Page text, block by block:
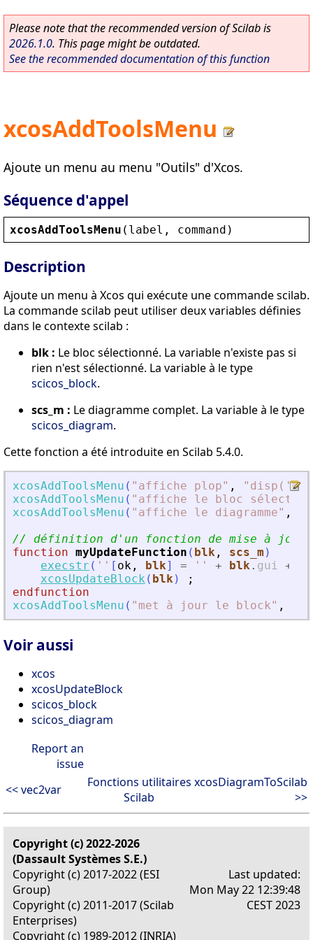
Please note that the recommended version of Scilab is
2026.1.0. This page might be outdated.
See the recommended documentation of this function
xcosAddToolsMenu
Ajoute un menu au menu "Outils" d'Xcos.
Séquence d'appel
xcosAddToolsMenu ( label , command )
Description
Ajoute un menu à Xcos qui exécute une commande scilab.
La commande scilab peut utiliser deux variables définies
dans le contexte scilab :
blk : Le bloc sélectionné. La variable n'existe pas si
rien n'est sélectionné. La variable à le type
scicos_block.
scs_m : Le diagramme complet. La variable à le type
scicos_diagram.
Cette fonction a été introduite en Scilab 5.4.0.
xcosAddToolsMenu ( " affiche plop" , "
xcosAddToolsMenu ( " affiche le bloc
xcosAddToolsMenu ( " affiche le diagramme" ,
// définition d ' un fonction de mise à jour
function myUpdateFunction ( blk , scs_m )
execstr ( ' ' [ ok , blk] = ' ' + blk. gui +
xcosUpdateBlock ( blk)
;
endfunction
xcosAddToolsMenu ( " met à jour le block" ,
Voir aussi
xcos
xcosUpdateBlock
scicos_block
scicos_diagram
Report an
issue
<< vec2var
Fonctions utilitaires
Scilab
xcosDiagramToScilab
>>
Copyright (c) 2022-2026
(Dassault Systèmes S.E.)
Copyright (c) 2017-2022 (ESI
Group)
Copyright (c) 2011-2017 (Scilab
Enterprises)
Copyright (c) 1989-2012 (INRIA)
Last updated:
Mon May 22 12:39:48
CEST 2023